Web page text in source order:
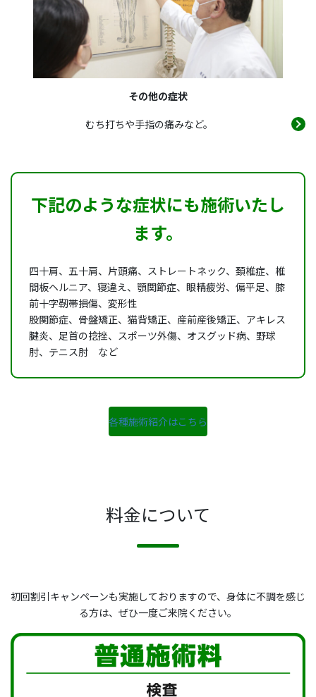
その他の症状
むち打ちや手指の痛みなど。
下記のような症状にも施術いたし
ます。
四十肩、五十肩、片頭痛、ストレートネック、頚椎症、椎
間板ヘルニア、寝違え、顎関節症、眼精疲労、偏平足、膝
前十字靭帯損傷、変形性
股関節症、骨盤矯正、猫背矯正、産前産後矯正、アキレス
腱炎、足首の捻挫、スポーツ外傷、オスグッド病、野球
肘、テニス肘 など
各種施術紹介はこちら
料金について
初回割引キャンペーンも実施しておりますので、身体に不調を感じ
る方は、ぜひ一度ご来院ください。